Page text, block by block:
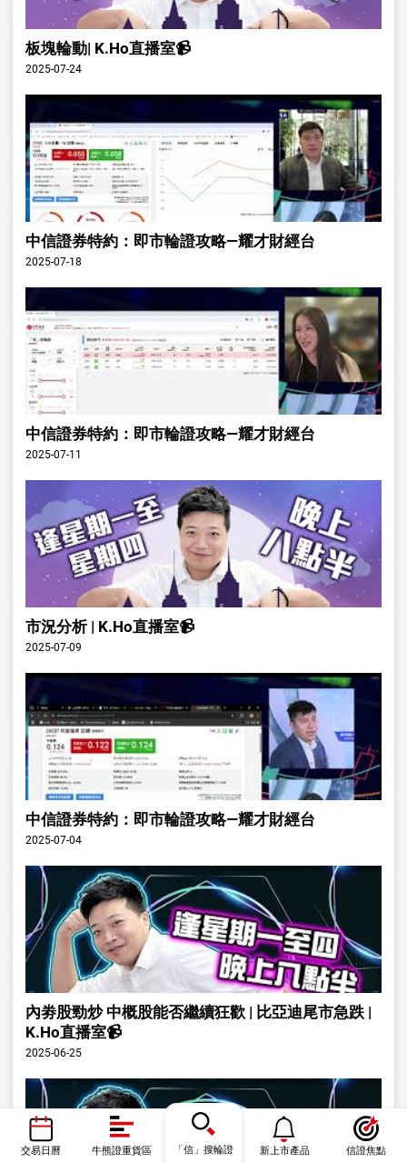
板塊輪動| K.Ho直播室📹
2025-07-24
中信證券特約：即市輪證攻略—耀才財經台
2025-07-18
中信證券特約：即市輪證攻略—耀才財經台
2025-07-11
市況分析 | K.Ho直播室📹
2025-07-09
中信證券特約：即市輪證攻略—耀才財經台
2025-07-04
內劵股勁炒 中概股能否繼續狂歡 | 比亞迪尾市急跌 |
K.Ho直播室📹
2025-06-25
交易日曆 牛熊證重貨區 「信」搜輪證 新上市產品 信證焦點